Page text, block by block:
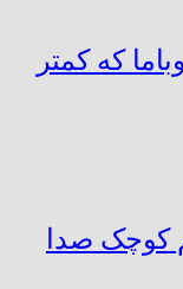
که کمتر
کوچک صدا